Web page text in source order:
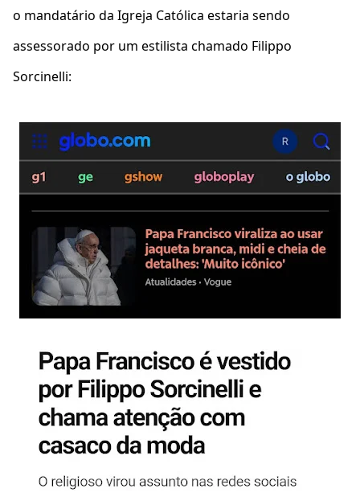
o mandatário da Igreja Católica estaria sendo
assessorado por um estilista chamado Filippo
Sorcinelli: